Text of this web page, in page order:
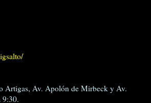
Artigas, Av. Apolón de Mirbeck y Av.
9:30.